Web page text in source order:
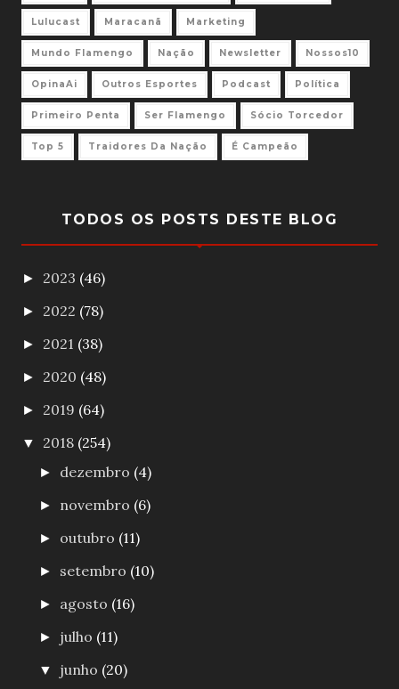
Lulucast Maracanã Marketing
Mundo Flamengo Nação Newsletter Nossos10
OpinaAi Outros Esportes Podcast Política
Primeiro Penta Ser Flamengo Sócio Torcedor
Top 5 Traidores Da Nação É Campeão
TODOS OS POSTS DESTE BLOG
► 2023 (46)
► 2022 (78)
► 2021 (38)
► 2020 (48)
► 2019 (64)
▼ 2018 (254)
► dezembro (4)
► novembro (6)
► outubro (11)
► setembro (10)
► agosto (16)
► julho (11)
▼ junho (20)